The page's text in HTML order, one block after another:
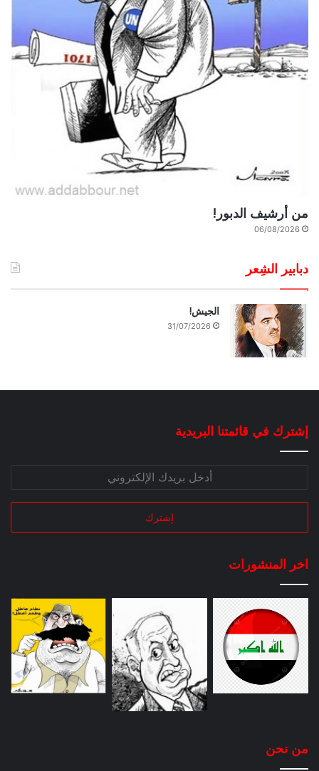
من أرشيف الدبور!
06/08/2026
دبابير الشِعر
الجيش!
31/07/2026
إشترك في قائمتنا البريدية
اخر المنشورات
من نحن